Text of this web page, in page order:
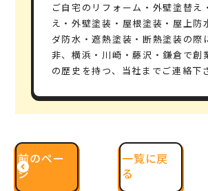
ご自宅のリフォーム・外壁塗替え
え・外壁塗装・屋根塗装・屋上防
ダ防水・遮熱塗装・断熱塗装の際
非、横浜・川崎・藤沢・鎌倉で創
の歴史を持つ、当社までご連絡下
前のペー
ジ
一覧に戻
る